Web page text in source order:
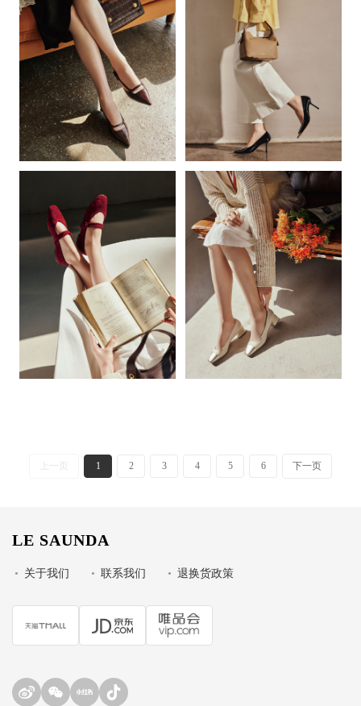
1 2 3 4 5 6 下一页
LE SAUNDA
• 关于我们 • 联系我们 • 退换货政策